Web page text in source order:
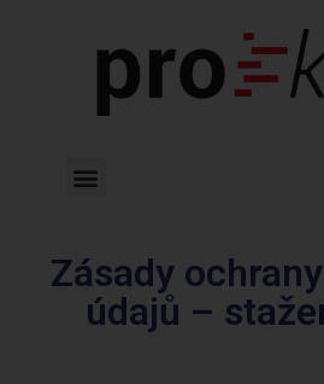
Zásady
údajů –